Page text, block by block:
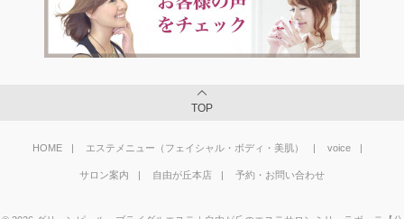
TOP
HOME エステメニュー（フェイシャル・ボディ・美肌） voice
サロン案内 自由が丘本店 予約・お問い合わせ